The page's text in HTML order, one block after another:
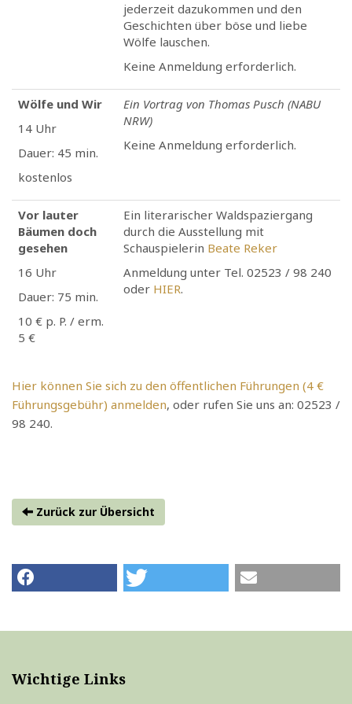
jederzeit dazukommen und den
Geschichten über böse und liebe
Wölfe lauschen.
Keine Anmeldung erforderlich.
Wölfe und Wir
14 Uhr
Dauer: 45 min.
kostenlos
Ein Vortrag von Thomas Pusch (NABU
NRW)
Keine Anmeldung erforderlich.
Vor lauter
Bäumen doch
gesehen
16 Uhr
Dauer: 75 min.
10 € p. P. / erm.
5 €
Ein literarischer Waldspaziergang
durch die Ausstellung mit
Schauspielerin Beate Reker
Anmeldung unter Tel. 02523 / 98 240
oder HIER.
Hier können Sie sich zu den öffentlichen Führungen (4 €
Führungsgebühr) anmelden, oder rufen Sie uns an: 02523 /
98 240.
Zurück zur Übersicht
Wichtige Links